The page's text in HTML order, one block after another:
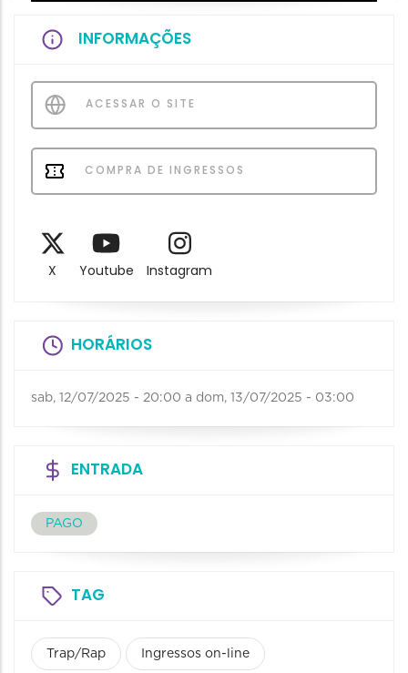
INFORMAÇÕES
ACESSAR O SITE
COMPRA DE INGRESSOS
X Youtube Instagram
HORÁRIOS
sab, 12/07/2025 - 20:00 a dom, 13/07/2025 - 03:00
ENTRADA
PAGO
TAG
Trap/Rap Ingressos on-line